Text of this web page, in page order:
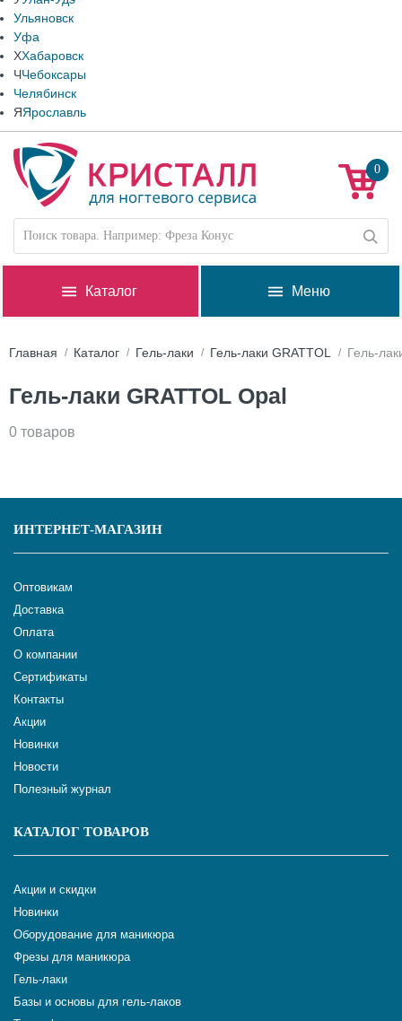
Ульяновск
Уфа
ХХабаровск
ЧЧебоксары
Челябинск
ЯЯрославль
0
Каталог Меню
Главная Каталог Гель-лаки Гель-лаки GRATTOL Гель-
Гель-лаки GRATTOL Opal
0 товаров
ИНТЕРНЕТ-МАГАЗИН
Оптовикам
Доставка
Оплата
О компании
Сертификаты
Контакты
Акции
Новинки
Новости
Полезный журнал
КАТАЛОГ ТОВАРОВ
Акции и скидки
Новинки
Оборудование для маникюра
Фрезы для маникюра
Гель-лаки
Базы и основы для гель-лаков